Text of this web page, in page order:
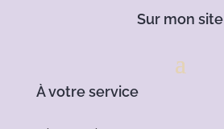
Sur mon site
À votre service